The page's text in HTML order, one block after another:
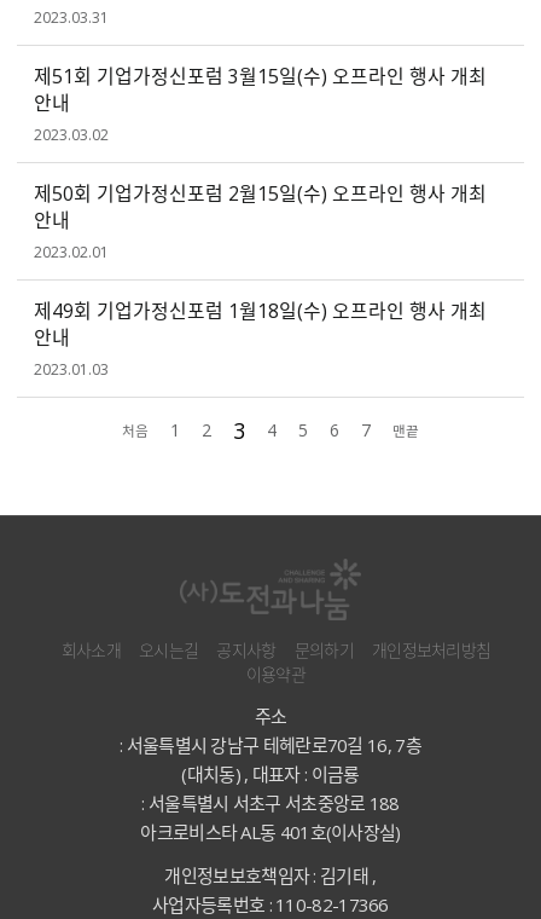
2023.03.31
제51회 기업가정신포럼 3월15일(수) 오프라인 행사 개최
안내
2023.03.02
제50회 기업가정신포럼 2월15일(수) 오프라인 행사 개최
안내
2023.02.01
제49회 기업가정신포럼 1월18일(수) 오프라인 행사 개최
안내
2023.01.03
처음 1 2 3 4 5 6 7 맨끝
회사소개 오시는길 공지사항 문의하기
개인정보처리방침
이용약관
주소
: 서울특별시 강남구 테헤란로70길 16, 7층
(대치동) , 대표자 : 이금룡
: 서울특별시 서초구 서초중앙로 188
아크로비스타 AL동 401호(이사장실)
개인정보보호책임자 : 김기태 ,
사업자등록번호 : 110-82-17366